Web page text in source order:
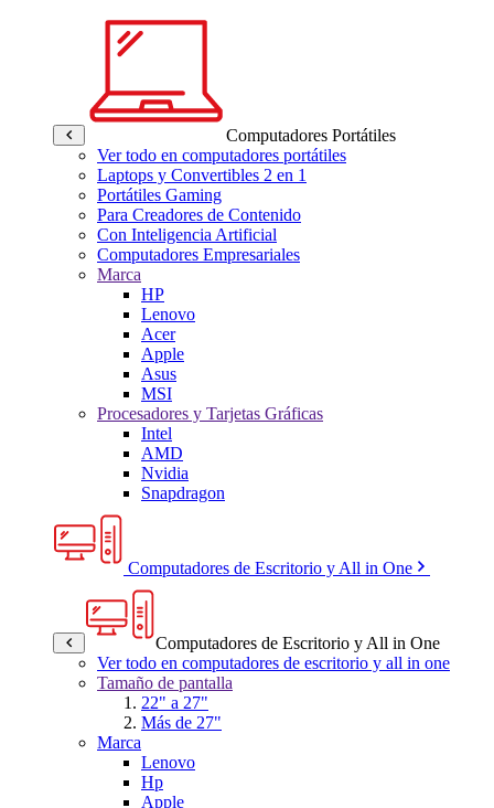
Computadores Portátiles
Ver todo en computadores portátiles
Laptops y Convertibles 2 en 1
Portátiles Gaming
Para Creadores de Contenido
Con Inteligencia Artificial
Computadores Empresariales
Marca
HP
Lenovo
Acer
Apple
Asus
MSI
Procesadores y Tarjetas Gráficas
Intel
AMD
Nvidia
Snapdragon
Computadores de Escritorio y All in One
Computadores de Escritorio y All in One
Ver todo en computadores de escritorio y all in one
Tamaño de pantalla
22" a 27"
Más de 27"
Marca
Lenovo
Hp
Apple